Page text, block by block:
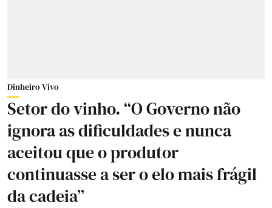
Dinheiro Vivo
Setor do vinho. “O Governo não
ignora as dificuldades e nunca
aceitou que o produtor
continuasse a ser o elo mais frágil
da cadeia”